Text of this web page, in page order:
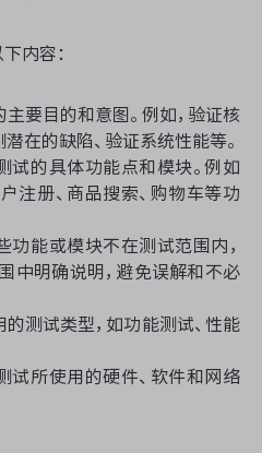
内容：
主要目的和意图。例如，验证核
在的缺陷、验证系统性能等。
试的具体功能点和模块。例如
注册、商品搜索、购物车等功
功能或模块不在测试范围内，
中明确说明，避免误解和不必
测试类型，如功能测试、性能
试所使用的硬件、软件和网络